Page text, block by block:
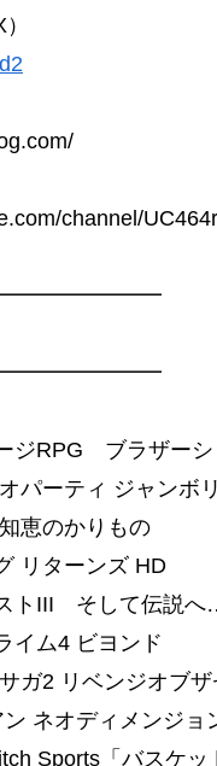
channel/
ジRPG ブラザーシ
パーティ ジャンボ
恵のかりもの
リターンズ HD
トIII そして伝説へ
イム4 ビヨンド
ガ2 リベンジオブザ
ネオディメンジョ
Sports「バスケッ